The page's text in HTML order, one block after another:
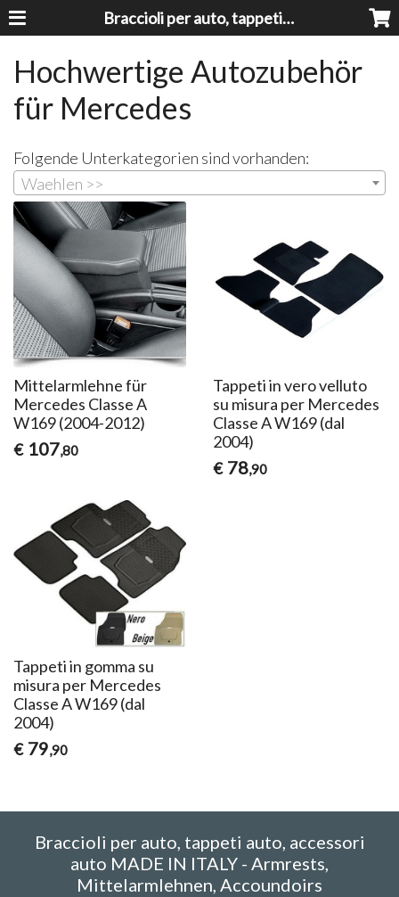
Braccioli per auto, tappeti auto, accessori auto MADE IN ITALY - Armrests, Mittelarmlehnen, Accoundoirs
Hochwertige Autozubehör
für Mercedes
Folgende Unterkategorien sind vorhanden:
Waehlen >>
Mittelarmlehne für
Mercedes Classe A
W169 (2004-2012)
€ 107,80
Tappeti in vero velluto
su misura per Mercedes
Classe A W169 (dal
2004)
€ 78,90
Tappeti in gomma su
misura per Mercedes
Classe A W169 (dal
2004)
€ 79,90
Braccioli per auto, tappeti auto, accessori
auto MADE IN ITALY - Armrests,
Mittelarmlehnen, Accoundoirs